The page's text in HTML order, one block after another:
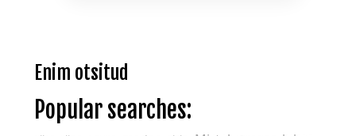
Enim otsitud
Popular searches: